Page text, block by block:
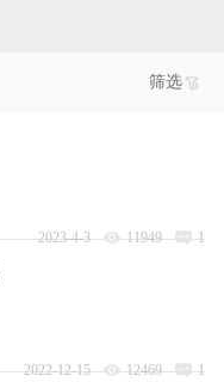
筛选
2023-4-3 11949 1
2022-12-15 12469 1